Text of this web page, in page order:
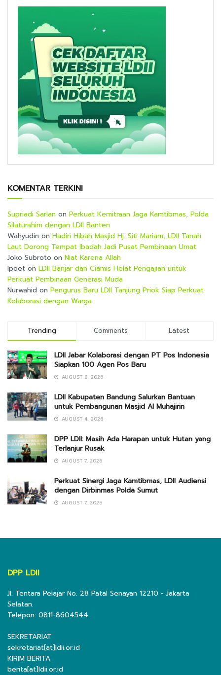
KOMENTAR TERKINI
Supriadi Sarlan on Perkuat Kemitraan Jaga Kamtibmas, Polda
Silaturahim dengan LDII Banten
Wahyudin on Hadiri Hibah Masjid Hj. Siti Mariam, LDII Tanah
Laut Dorong Tempat Ibadah Jadi Pusat Pembinaan Umat
Joko Subroto on Niat Karena Allah
Ipoet on LDII Banjar dan Ciamis Helat Pengajian untuk
Perkuat Pembinaan Generasi Muda
Nurwahid on Pengurus Baru LDII Tanjung Priok Siap Perkuat
Kolaborasi dengan Warga
Trending Comments Latest
LDII Jabar Kolaborasi dengan PT Pos Indonesia
Siapkan 100 Agen Pos Baru
AUGUST 8, 2026
LDII Kabupaten Bandung Salurkan Bantuan
untuk Pembangunan Masjid Al Muhajirin
AUGUST 4, 2026
DPP LDII: Masih Ada Harapan untuk Hutan yang
Terlanjur Rusak
AUGUST 7, 2026
Perkuat Sinergi Jaga Kamtibmas, LDII Audiensi
dengan Dirbinmas Polda Sumut
AUGUST 7, 2026
DPP LDII
Jl. Tentara Pelajar No. 28 Patal Senayan 12210 - Jakarta
Selatan.
Telepon: 0811-8604544
SEKRETARIAT
sekretariat[at]ldii.or.id
KIRIM BERITA
berita[at]ldii.or.id